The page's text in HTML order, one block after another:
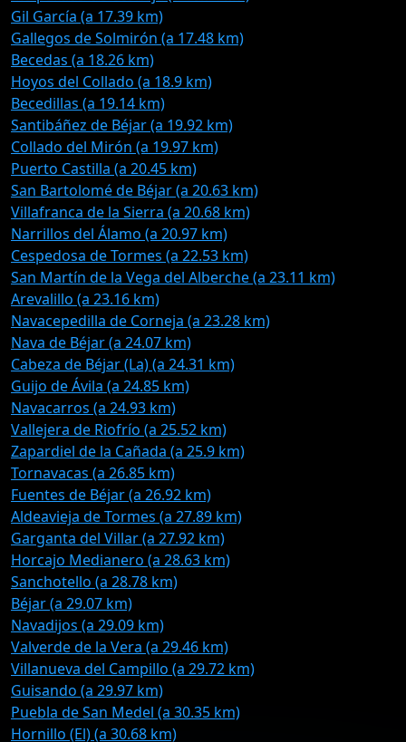
Gil García (a 17.39 km)
Gallegos de Solmirón (a 17.48 km)
Becedas (a 18.26 km)
Hoyos del Collado (a 18.9 km)
Becedillas (a 19.14 km)
Santibáñez de Béjar (a 19.92 km)
Collado del Mirón (a 19.97 km)
Puerto Castilla (a 20.45 km)
San Bartolomé de Béjar (a 20.63 km)
Villafranca de la Sierra (a 20.68 km)
Narrillos del Álamo (a 20.97 km)
Cespedosa de Tormes (a 22.53 km)
San Martín de la Vega del Alberche (a 23.11 km)
Arevalillo (a 23.16 km)
Navacepedilla de Corneja (a 23.28 km)
Nava de Béjar (a 24.07 km)
Cabeza de Béjar (La) (a 24.31 km)
Guijo de Ávila (a 24.85 km)
Navacarros (a 24.93 km)
Vallejera de Riofrío (a 25.52 km)
Zapardiel de la Cañada (a 25.9 km)
Tornavacas (a 26.85 km)
Fuentes de Béjar (a 26.92 km)
Aldeavieja de Tormes (a 27.89 km)
Garganta del Villar (a 27.92 km)
Horcajo Medianero (a 28.63 km)
Sanchotello (a 28.78 km)
Béjar (a 29.07 km)
Navadijos (a 29.09 km)
Valverde de la Vera (a 29.46 km)
Villanueva del Campillo (a 29.72 km)
Guisando (a 29.97 km)
Puebla de San Medel (a 30.35 km)
Hornillo (El) (a 30.68 km)